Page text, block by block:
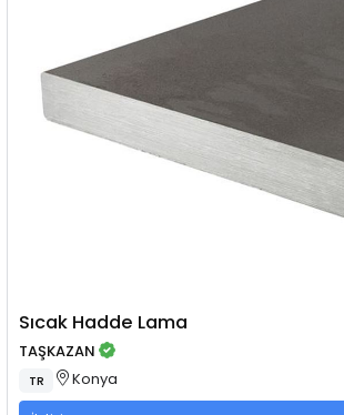
Sıcak Hadde Lama
TAŞKAZAN
TR Konya